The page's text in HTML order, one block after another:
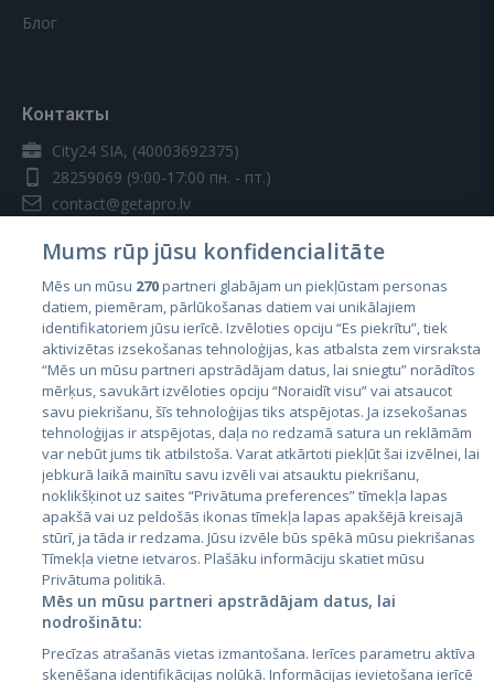
Блог
Контакты
City24 SIA, (40003692375)
28259069 (9:00-17:00 пн. - пт.)
contact@getapro.lv
Страны
Эстония
Латвия
Литва
City24.lv
City24.ee
CVbankas.lt
Kainos.lt
Mums rūp jūsu konfidencialitāte
Mēs un mūsu 270partneri glabājam un piekļūstam personas
datiem, piemēram, pārlūkošanas datiem vai unikālajiem
identifikatoriem jūsu ierīcē. Izvēloties opciju “Es piekrītu”, tiek
aktivizētas izsekošanas tehnoloģijas, kas atbalsta zem virsraksta
“Mēs un mūsu partneri apstrādājam datus, lai sniegtu” norādītos
mērķus, savukārt izvēloties opciju “Noraidīt visu” vai atsaucot
savu piekrišanu, šīs tehnoloģijas tiks atspējotas. Ja izsekošanas
tehnoloģijas ir atspējotas, daļa no redzamā satura un reklāmām
var nebūt jums tik atbilstoša. Varat atkārtoti piekļūt šai izvēlnei, lai
jebkurā laikā mainītu savu izvēli vai atsauktu piekrišanu,
noklikšķinot uz saites “Privātuma preferences” tīmekļa lapas
apakšā vai uz peldošās ikonas tīmekļa lapas apakšējā kreisajā
stūrī, ja tāda ir redzama. Jūsu izvēle būs spēkā mūsu piekrišanas
Tīmekļa vietne ietvaros. Plašāku informāciju skatiet mūsu
Privātuma politikā.
Mēs un mūsu partneri apstrādājam datus, lai
nodrošinātu:
Precīzas atrašanās vietas izmantošana. Ierīces parametru aktīva
skenēšana identifikācijas nolūkā. Informācijas ievietošana ierīcē